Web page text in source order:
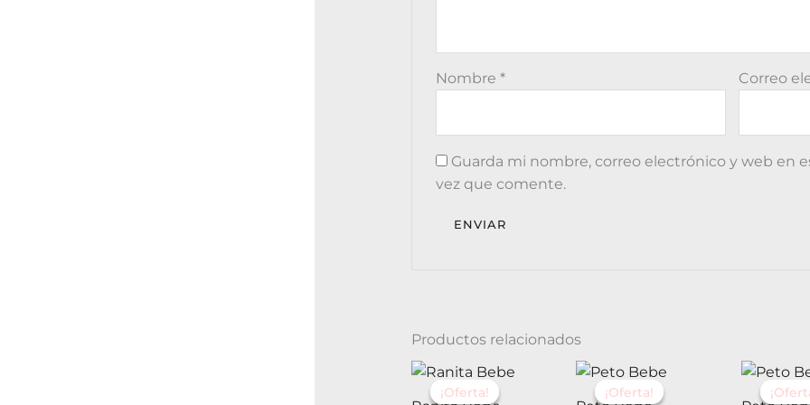
Nombre* Correo
Guarda mi nombre, correo electrónico y web en
vez que comente.
Productos relacionados
¡Oferta!
¡Oferta!
El
precio
original
El
Este
producto¡Oferta!
¡Oferta!
El
precio
original
Este
producto
El